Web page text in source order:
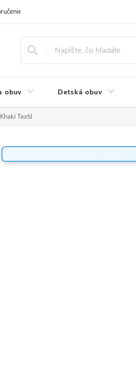
a platba
obuv Detská obuv
Textil